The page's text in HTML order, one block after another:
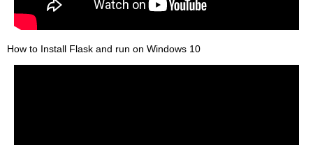
How to Install Flask and run on Windows 10